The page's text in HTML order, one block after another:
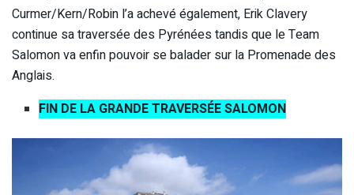
Curmer/Kern/Robin l’a achevé également, Erik Clavery
continue sa traversée des Pyrénées tandis que le Team
Salomon va enfin pouvoir se balader sur la Promenade des
Anglais.
FIN DE LA GRANDE TRAVERSÉE SALOMON